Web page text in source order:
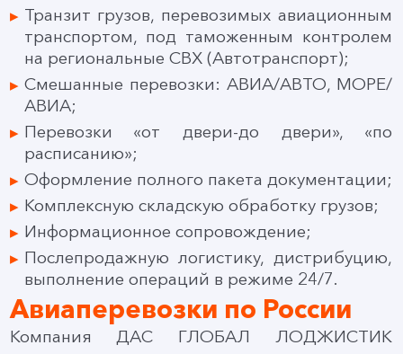
Транзит грузов, перевозимых авиационным
транспортом, под таможенным контролем
на региональные СВХ (Автотранспорт);
Смешанные перевозки: АВИА/АВТО, МОРЕ/
АВИА;
Перевозки «от двери-до двери», «по
расписанию»;
Оформление полного пакета документации;
Комплексную складскую обработку грузов;
Информационное сопровождение;
Послепродажную логистику, дистрибуцию,
выполнение операций в режиме 24/7.
Авиаперевозки по России
Компания ДАС ГЛОБАЛ ЛОДЖИСТИК